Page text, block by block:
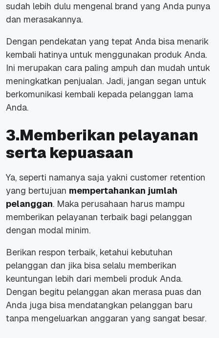
sudah lebih dulu mengenal brand yang Anda punya
dan merasakannya.
Dengan pendekatan yang tepat Anda bisa menarik
kembali hatinya untuk menggunakan produk Anda.
Ini merupakan cara paling ampuh dan mudah untuk
meningkatkan penjualan. Jadi, jangan segan untuk
berkomunikasi kembali kepada pelanggan lama
Anda.
3.Memberikan pelayanan
serta kepuasaan
Ya, seperti namanya saja yakni customer retention
yang bertujuan mempertahankan jumlah
pelanggan. Maka perusahaan harus mampu
memberikan pelayanan terbaik bagi pelanggan
dengan modal minim.
Berikan respon terbaik, ketahui kebutuhan
pelanggan dan jika bisa selalu memberikan
keuntungan lebih dari membeli produk Anda.
Dengan begitu pelanggan akan merasa puas dan
Anda juga bisa mendatangkan pelanggan baru
tanpa mengeluarkan anggaran yang sangat besar.